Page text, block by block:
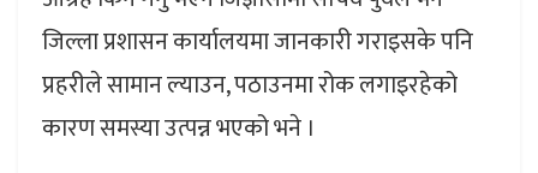
जिल्ला प्रशासन कार्यालयमा जानकारी गराइसके पनि
प्रहरीले सामान ल्याउन, पठाउनमा रोक लगाइरहेको
कारण समस्या उत्पन्न भएको भने ।